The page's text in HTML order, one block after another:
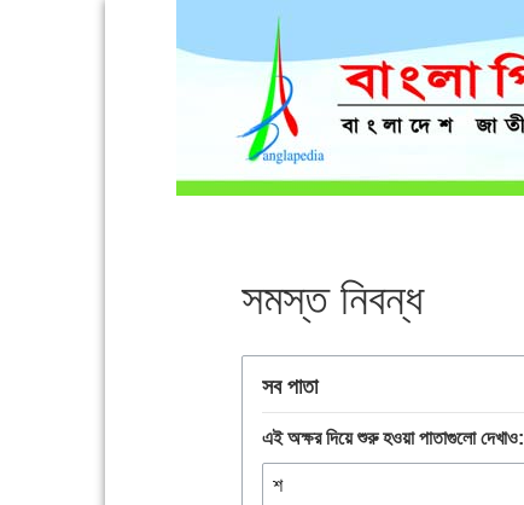
সমস্ত নিবন্ধ
সব পাতা
এই অক্ষর দিয়ে শুরু হওয়া পাতাগুলো দেখাও: